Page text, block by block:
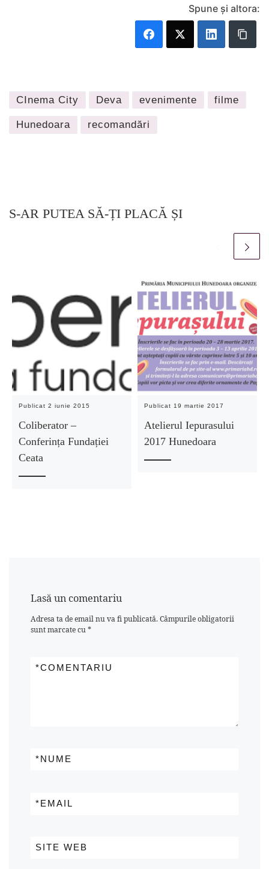
Spune și altora:
CInema City Deva evenimente filme
Hunedoara recomandări
S-AR PUTEA SĂ-ȚI PLACĂ ȘI
Publicat2 iunie 2015
Coliberator –
Conferința Fundației
Ceata
Publicat19 martie 2017
Atelierul Iepurasului
2017 Hunedoara
Lasă un comentariu
Adresa ta de email nu va fi publicată.Câmpurile obligatorii
sunt marcate cu*
COMENTARIU
*
NUME
*
EMAIL
*
SITE WEB